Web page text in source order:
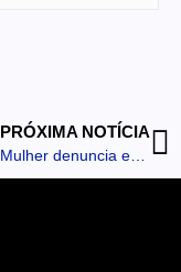
PRÓXIMA NOTÍCIA
Ivaiporã: Mulher denuncia estupro sob ameaça de faca e agressões de ex